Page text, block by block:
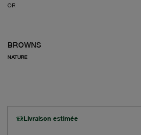
OR
BROWNS
NATURE
Livraison estimée